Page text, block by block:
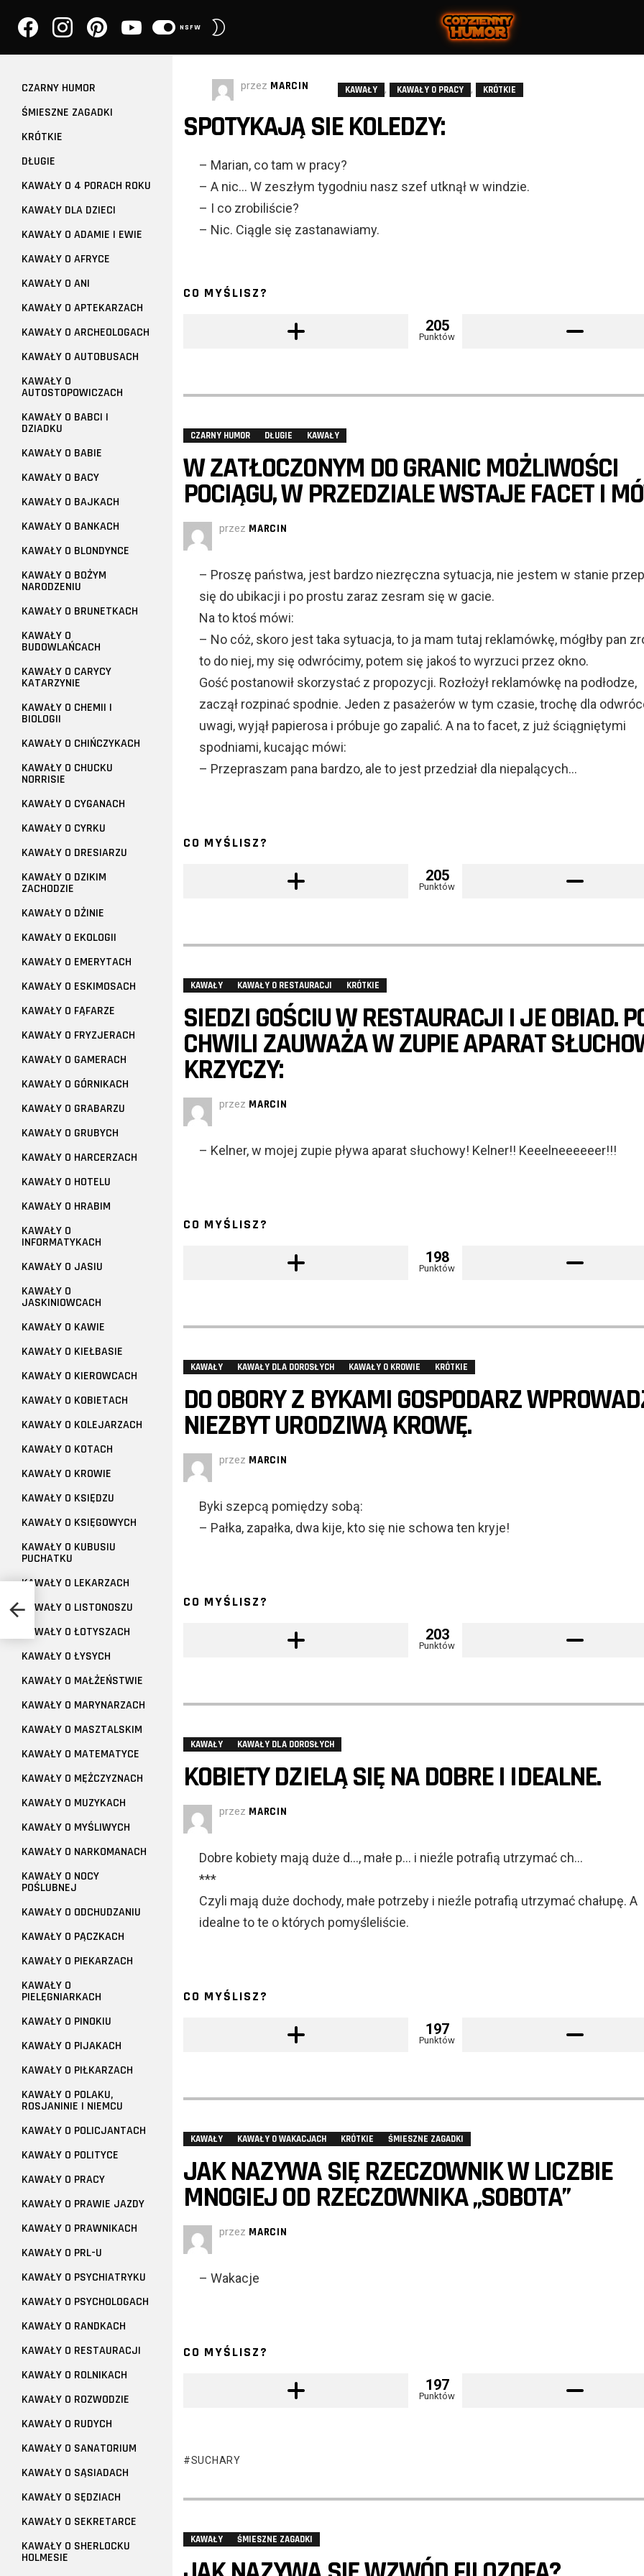
NSFW
przez MARCIN KAWAŁY , KAWAŁY O PRACY , KRÓTKIE
SPOTYKAJĄ SIE KOLEDZY:
– Marian, co tam w pracy?
– A nic… W zeszłym tygodniu nasz szef utknął w windzie.
– I co zrobiliście?
– Nic. Ciągle się zastanawiamy.
CO MYŚLISZ?
205
Punktów
CZARNY HUMOR DŁUGIE KAWAŁY
W ZATŁOCZONYM DO GRANIC MOŻLIWOŚCI
POCIĄGU, W PRZEDZIALE WSTAJE FACET I
przez MARCIN
– Proszę państwa, jest bardzo niezręczna sytuacja, nie jestem w stanie
się do ubikacji i po prostu zaraz zesram się w gacie.
Na to ktoś mówi:
– No cóż, skoro jest taka sytuacja, to ja mam tutaj reklamówkę, mógłby pan
to do niej, my się odwrócimy, potem się jakoś to wyrzuci przez okno.
Gość postanowił skorzystać z propozycji. Rozłożył reklamówkę na podłodze,
zaczął rozpinać spodnie. Jeden z pasażerów w tym czasie, trochę dla
uwagi, wyjął papierosa i próbuje go zapalić. A na to facet, z już ściągniętymi
spodniami, kucając mówi:
– Przepraszam pana bardzo, ale to jest przedział dla niepalących…
CO MYŚLISZ?
205
Punktów
KAWAŁY KAWAŁY O RESTAURACJI KRÓTKIE
SIEDZI GOŚCIU W RESTAURACJI I JE OBIAD.
CHWILI ZAUWAŻA W ZUPIE APARAT
KRZYCZY:
przez MARCIN
– Kelner, w mojej zupie pływa aparat słuchowy! Kelner!! Keeelneeeeeer!!!
CO MYŚLISZ?
198
Punktów
KAWAŁY KAWAŁY DLA DOROSŁYCH KAWAŁY O KROWIE KRÓTKIE
DO OBORY Z BYKAMI GOSPODARZ
NIEZBYT URODZIWĄ KROWĘ.
przez MARCIN
Byki szepcą pomiędzy sobą:
– Pałka, zapałka, dwa kije, kto się nie schowa ten kryje!
CO MYŚLISZ?
203
Punktów
KAWAŁY KAWAŁY DLA DOROSŁYCH
KOBIETY DZIELĄ SIĘ NA DOBRE I IDEALNE.
przez MARCIN
Dobre kobiety mają duże d…, małe p… i nieźle potrafią utrzymać ch…
***
Czyli mają duże dochody, małe potrzeby i nieźle potrafią utrzymać chałupę. A
idealne to te o których pomyśleliście.
CO MYŚLISZ?
197
Punktów
KAWAŁY KAWAŁY O WAKACJACH KRÓTKIE ŚMIESZNE ZAGADKI
JAK NAZYWA SIĘ RZECZOWNIK W LICZBIE
MNOGIEJ OD RZECZOWNIKA „SOBOTA”
przez MARCIN
– Wakacje
CO MYŚLISZ?
197
Punktów
SUCHARY
KAWAŁY ŚMIESZNE ZAGADKI
CZARNY HUMOR
ŚMIESZNE ZAGADKI
KRÓTKIE
DŁUGIE
KAWAŁY O 4 PORACH ROKU
KAWAŁY DLA DZIECI
KAWAŁY O ADAMIE I EWIE
KAWAŁY O AFRYCE
KAWAŁY O ANI
KAWAŁY O APTEKARZACH
KAWAŁY O ARCHEOLOGACH
KAWAŁY O AUTOBUSACH
KAWAŁY O
AUTOSTOPOWICZACH
KAWAŁY O BABCI I
DZIADKU
KAWAŁY O BABIE
KAWAŁY O BACY
KAWAŁY O BAJKACH
KAWAŁY O BANKACH
KAWAŁY O BLONDYNCE
KAWAŁY O BOŻYM
NARODZENIU
KAWAŁY O BRUNETKACH
KAWAŁY O
BUDOWLAŃCACH
KAWAŁY O CARYCY
KATARZYNIE
KAWAŁY O CHEMII I
BIOLOGII
KAWAŁY O CHIŃCZYKACH
KAWAŁY O CHUCKU
NORRISIE
KAWAŁY O CYGANACH
KAWAŁY O CYRKU
KAWAŁY O DRESIARZU
KAWAŁY O DZIKIM
ZACHODZIE
KAWAŁY O DŻINIE
KAWAŁY O EKOLOGII
KAWAŁY O EMERYTACH
KAWAŁY O ESKIMOSACH
KAWAŁY O FĄFARZE
KAWAŁY O FRYZJERACH
KAWAŁY O GAMERACH
KAWAŁY O GÓRNIKACH
KAWAŁY O GRABARZU
KAWAŁY O GRUBYCH
KAWAŁY O HARCERZACH
KAWAŁY O HOTELU
KAWAŁY O HRABIM
KAWAŁY O
INFORMATYKACH
KAWAŁY O JASIU
KAWAŁY O
JASKINIOWCACH
KAWAŁY O KAWIE
KAWAŁY O KIEŁBASIE
KAWAŁY O KIEROWCACH
KAWAŁY O KOBIETACH
KAWAŁY O KOLEJARZACH
KAWAŁY O KOTACH
KAWAŁY O KROWIE
KAWAŁY O KSIĘDZU
KAWAŁY O KSIĘGOWYCH
KAWAŁY O KUBUSIU
PUCHATKU
KAWAŁY O LEKARZACH
KAWAŁY O LISTONOSZU
KAWAŁY O ŁOTYSZACH
KAWAŁY O ŁYSYCH
KAWAŁY O MAŁŻEŃSTWIE
KAWAŁY O MARYNARZACH
KAWAŁY O MASZTALSKIM
KAWAŁY O MATEMATYCE
KAWAŁY O MĘŻCZYZNACH
KAWAŁY O MUZYKACH
KAWAŁY O MYŚLIWYCH
KAWAŁY O NARKOMANACH
KAWAŁY O NOCY
POŚLUBNEJ
KAWAŁY O ODCHUDZANIU
KAWAŁY O PĄCZKACH
KAWAŁY O PIEKARZACH
KAWAŁY O
PIELĘGNIARKACH
KAWAŁY O PINOKIU
KAWAŁY O PIJAKACH
KAWAŁY O PIŁKARZACH
KAWAŁY O POLAKU,
ROSJANINIE I NIEMCU
KAWAŁY O POLICJANTACH
KAWAŁY O POLITYCE
KAWAŁY O PRACY
KAWAŁY O PRAWIE JAZDY
KAWAŁY O PRAWNIKACH
KAWAŁY O PRL-U
KAWAŁY O PSYCHIATRYKU
KAWAŁY O PSYCHOLOGACH
KAWAŁY O RANDKACH
KAWAŁY O RESTAURACJI
KAWAŁY O ROLNIKACH
KAWAŁY O ROZWODZIE
KAWAŁY O RUDYCH
KAWAŁY O SANATORIUM
KAWAŁY O SĄSIADACH
KAWAŁY O SĘDZIACH
KAWAŁY O SEKRETARCE
KAWAŁY O SHERLOCKU
HOLMESIE